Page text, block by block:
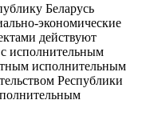
Беларусь
экономические
действуют
с исполнительным
исполнительным
Республики